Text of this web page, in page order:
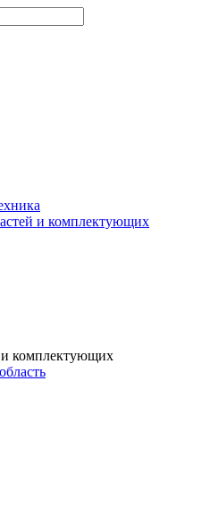
и комплектующих
и комплектующих